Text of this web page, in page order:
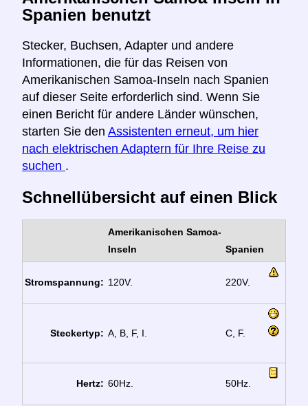
Spanien benutzt
Stecker, Buchsen, Adapter und andere
Informationen, die für das Reisen von
Amerikanischen Samoa-Inseln nach Spanien
auf dieser Seite erforderlich sind. Wenn Sie
einen Bericht für andere Länder wünschen,
starten Sie den Assistenten erneut, um hier
nach elektrischen Adaptern für Ihre Reise zu
suchen .
Schnellübersicht auf einen Blick
Amerikanischen Samoa-
Inseln
Spanien
Stromspannung: 120V. 220V.
Steckertyp: A, B, F, I. C, F.
Hertz: 60Hz. 50Hz.